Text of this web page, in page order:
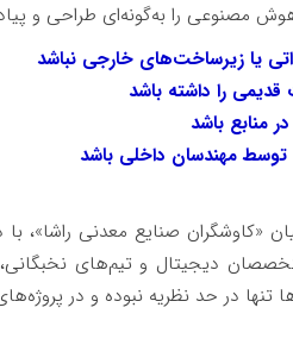
مصنوعی را به‌گونه‌ای طراحی و
یا زیرساخت‌های خارجی نباشد
قدیمی را داشته باشد
منابع باشد
توسط مهندسان داخلی باشد
«کاوشگران صنایع معدنی راشا»،
دیجیتال و تیم‌های
تنها در حد نظریه نبوده و در